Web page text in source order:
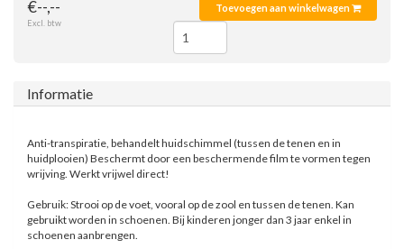
€--,--
Excl. btw
Toevoegen aan winkelwagen
Informatie
Anti-transpiratie, behandelt huidschimmel (tussen de tenen en in
huidplooien) Beschermt door een beschermende film te vormen tegen
wrijving. Werkt vrijwel direct!
Gebruik: Strooi op de voet, vooral op de zool en tussen de tenen. Kan
gebruikt worden in schoenen. Bij kinderen jonger dan 3 jaar enkel in
schoenen aanbrengen.